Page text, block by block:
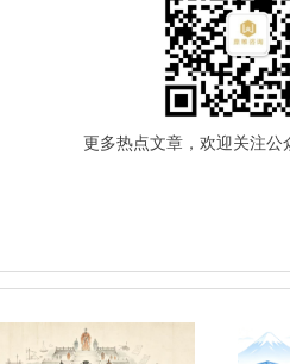
更多热点文章，欢迎关注公